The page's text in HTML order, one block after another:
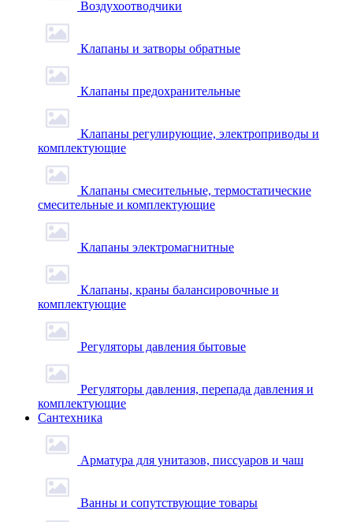
Воздухоотводчики
Клапаны и затворы обратные
Клапаны предохранительные
Клапаны регулирующие, электроприводы и
комплектующие
Клапаны смесительные, термостатические
смесительные и комплектующие
Клапаны электромагнитные
Клапаны, краны балансировочные и
комплектующие
Регуляторы давления бытовые
Регуляторы давления, перепада давления и
комплектующие
Сантехника
Арматура для унитазов, писсуаров и чаш
Ванны и сопутствующие товары